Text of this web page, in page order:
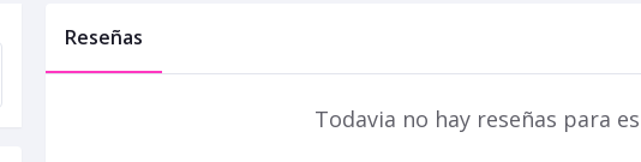
Reseñas
Todavia no hay reseñas para